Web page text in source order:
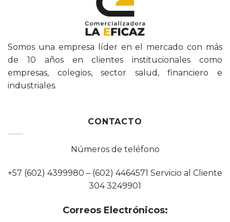
Somos una empresa líder en el mercado con más
de 10 años en clientes institucionales como
empresas, colegios, sector salud, financiero e
industriales.
CONTACTO
Números de teléfono
+57 (602) 4399980 – (602) 4464571 Servicio al Cliente
304 3249901
Correos Electrónicos: